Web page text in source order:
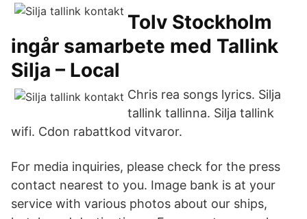
Tolv Stockholm
ingår samarbete med Tallink
Silja – Local
Chris rea songs lyrics. Silja
tallink tallinna. Silja tallink
wifi. Cdon rabattkod vitvaror.
For media inquiries, please check for the press
contact nearest to you. Image bank is at your
service with various photos about our ships,